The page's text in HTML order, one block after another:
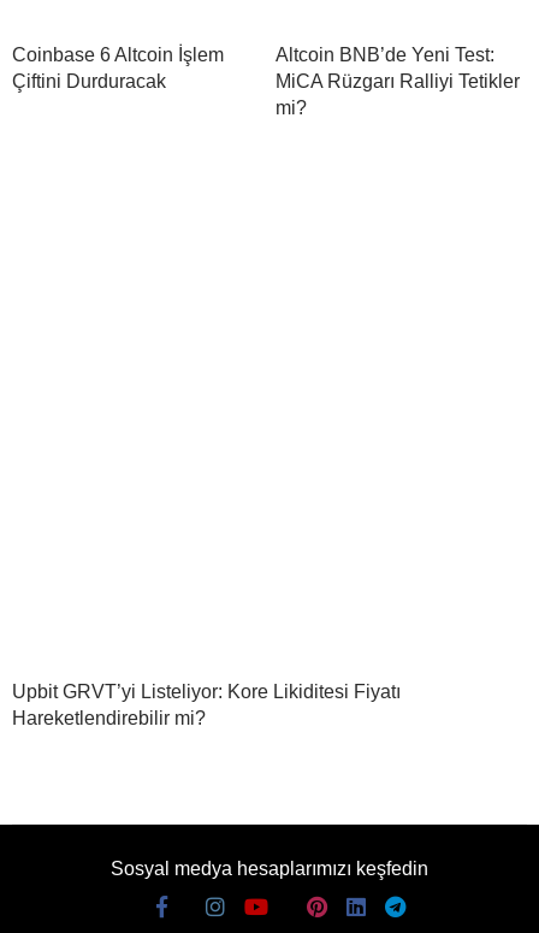
Coinbase 6 Altcoin İşlem
Çiftini Durduracak
Altcoin BNB’de Yeni Test:
MiCA Rüzgarı Ralliyi Tetikler
mi?
Upbit GRVT’yi Listeliyor: Kore Likiditesi Fiyatı
Hareketlendirebilir mi?
Sosyal medya hesaplarımızı keşfedin